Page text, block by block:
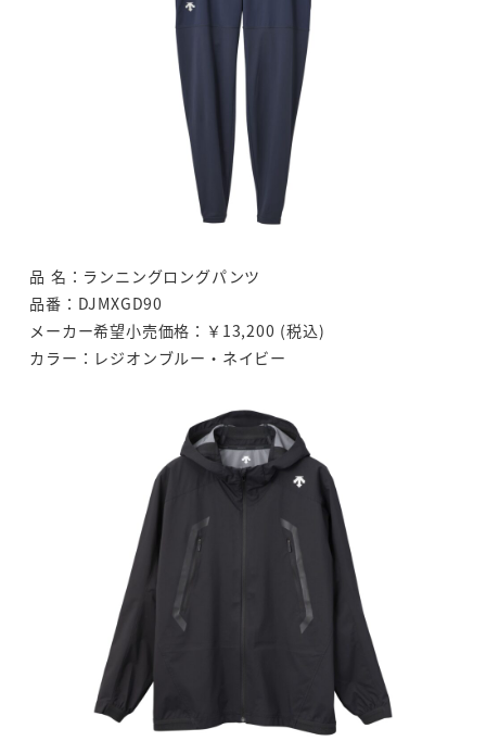
品 名：ランニングロングパンツ
品番：DJMXGD90
メーカー希望小売価格：￥13,200 (税込)
カラー：レジオンブルー・ネイビー